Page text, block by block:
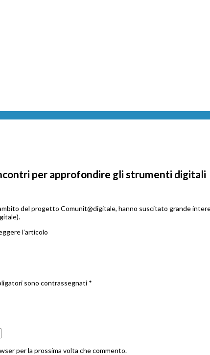
per approfondire gli strumenti digitali
del progetto Comunit@digitale, hanno suscitato grande
l’articolo
sono contrassegnati *
per la prossima volta che commento.